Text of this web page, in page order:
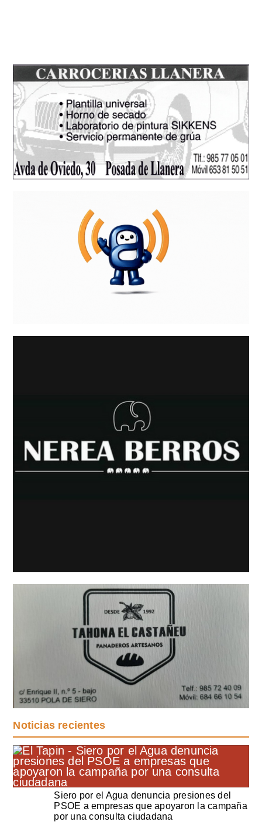
Noticias recientes
Siero por el Agua denuncia presiones del
PSOE a empresas que apoyaron la campaña
por una consulta ciudadana